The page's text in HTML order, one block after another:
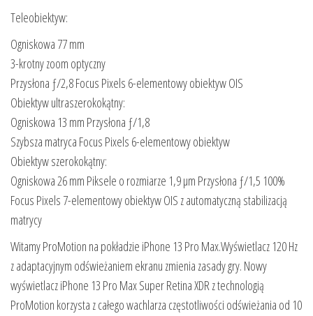
Teleobiektyw:
Ogniskowa 77 mm
3-krotny zoom optyczny
Przysłona ƒ/2,8 Focus Pixels 6-elementowy obiektyw OIS
Obiektyw ultraszerokokątny:
Ogniskowa 13 mm Przysłona ƒ/1,8
Szybsza matryca Focus Pixels 6-elementowy obiektyw
Obiektyw szerokokątny:
Ogniskowa 26 mm Piksele o rozmiarze 1,9 µm Przysłona ƒ/1,5 100%
Focus Pixels 7-elementowy obiektyw OIS z automatyczną stabilizacją
matrycy
Witamy ProMotion na pokładzie iPhone 13 Pro Max.Wyświetlacz 120 Hz
z adaptacyjnym odświeżaniem ekranu zmienia zasady gry. Nowy
wyświetlacz iPhone 13 Pro Max Super Retina XDR z technologią
ProMotion korzysta z całego wachlarza częstotliwości odświeżania od 10